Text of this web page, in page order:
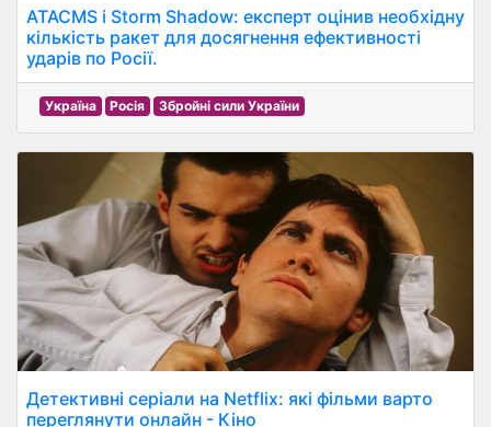
ATACMS і Storm Shadow: експерт оцінив необхідну
кількість ракет для досягнення ефективності
ударів по Росії.
Україна Росія Збройні сили України
Детективні серіали на Netflix: які фільми варто
переглянути онлайн - Кіно